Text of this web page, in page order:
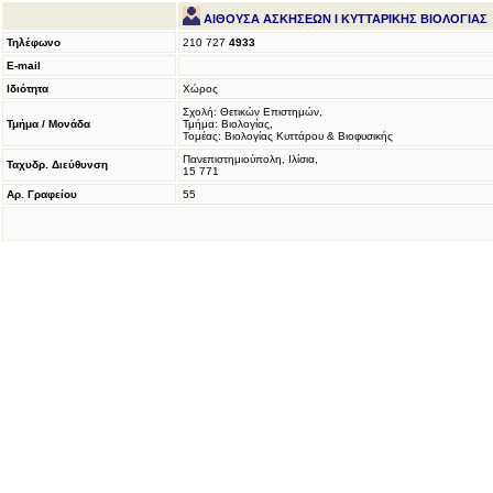
ΑΙΘΟΥΣΑ ΑΣΚΗΣΕΩΝ Ι ΚΥΤΤΑΡΙΚΗΣ ΒΙΟΛΟΓΙΑΣ
Τηλέφωνο 210 727 4933
E-mail
Ιδιότητα
Χώρος
Τμήμα / Μονάδα
Σχολή: Θετικών Επιστημών,
Τμήμα: Βιολογίας,
Τομέας: Βιολογίας Κυττάρου & Βιοφυσικής
Ταχυδρ. Διεύθυνση
Πανεπιστημιούπολη, Ιλίσια,
15 771
Αρ. Γραφείου
55